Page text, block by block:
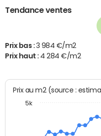
Tendance ventes
Prix bas : 3 984 €/m2
Prix haut : 4 284 €/m2
Prix au m2 (source :
5k